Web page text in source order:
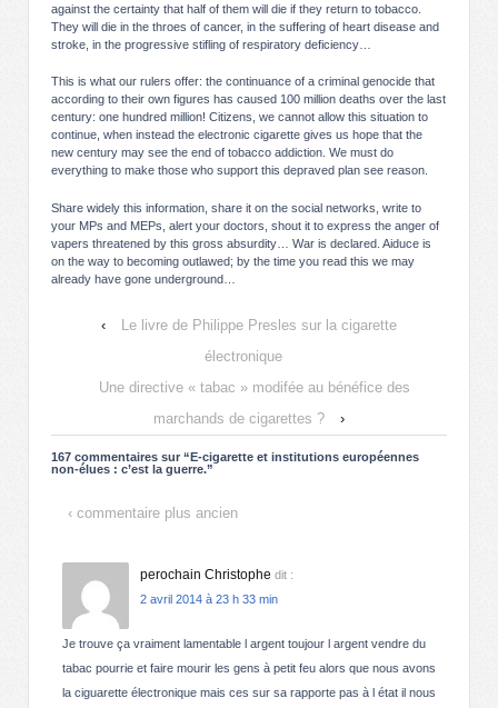
against the certainty that half of them will die if they return to tobacco.
They will die in the throes of cancer, in the suffering of heart disease and
stroke, in the progressive stifling of respiratory deficiency…
This is what our rulers offer: the continuance of a criminal genocide that
according to their own figures has caused 100 million deaths over the last
century: one hundred million! Citizens, we cannot allow this situation to
continue, when instead the electronic cigarette gives us hope that the
new century may see the end of tobacco addiction. We must do
everything to make those who support this depraved plan see reason.
Share widely this information, share it on the social networks, write to
your MPs and MEPs, alert your doctors, shout it to express the anger of
vapers threatened by this gross absurdity… War is declared. Aiduce is
on the way to becoming outlawed; by the time you read this we may
already have gone underground…
‹
Le livre de Philippe Presles sur la cigarette
électronique
Une directive « tabac » modifée au bénéfice des
marchands de cigarettes ?
›
167 commentaires sur “E-cigarette et institutions européennes
non-élues : c’est la guerre.”
‹ commentaire plus ancien
perochain Christophe dit :
2 avril 2014 à 23 h 33 min
Je trouve ça vraiment lamentable l argent toujour l argent vendre du
tabac pourrie et faire mourir les gens à petit feu alors que nous avons
la ciguarette électronique mais ces sur sa rapporte pas à l état il nous